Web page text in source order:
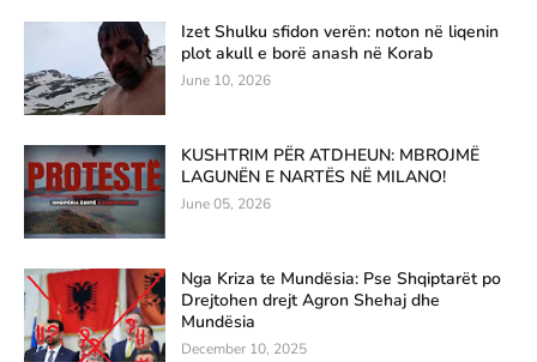
Izet Shulku sfidon verën: noton në liqenin
plot akull e borë anash në Korab
June 10, 2026
KUSHTRIM PËR ATDHEUN: MBROJMË
LAGUNËN E NARTËS NË MILANO!
June 05, 2026
Nga Kriza te Mundësia: Pse Shqiptarët po
Drejtohen drejt Agron Shehaj dhe
Mundësia
December 10, 2025